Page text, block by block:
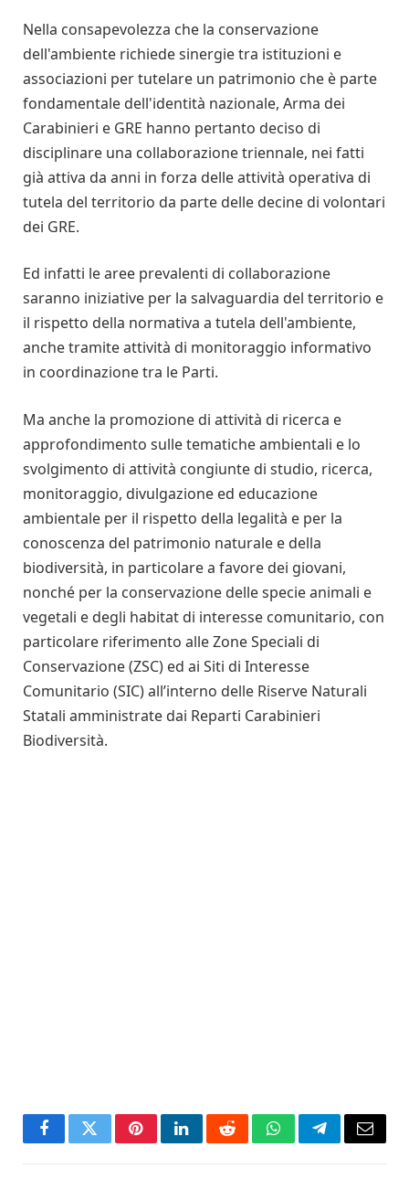
Nella consapevolezza che la conservazione
dell'ambiente richiede sinergie tra istituzioni e
associazioni per tutelare un patrimonio che è parte
fondamentale dell'identità nazionale, Arma dei
Carabinieri e GRE hanno pertanto deciso di
disciplinare una collaborazione triennale, nei fatti
già attiva da anni in forza delle attività operativa di
tutela del territorio da parte delle decine di volontari
dei GRE.
Ed infatti le aree prevalenti di collaborazione
saranno iniziative per la salvaguardia del territorio e
il rispetto della normativa a tutela dell'ambiente,
anche tramite attività di monitoraggio informativo
in coordinazione tra le Parti.
Ma anche la promozione di attività di ricerca e
approfondimento sulle tematiche ambientali e lo
svolgimento di attività congiunte di studio, ricerca,
monitoraggio, divulgazione ed educazione
ambientale per il rispetto della legalità e per la
conoscenza del patrimonio naturale e della
biodiversità, in particolare a favore dei giovani,
nonché per la conservazione delle specie animali e
vegetali e degli habitat di interesse comunitario, con
particolare riferimento alle Zone Speciali di
Conservazione (ZSC) ed ai Siti di Interesse
Comunitario (SIC) all’interno delle Riserve Naturali
Statali amministrate dai Reparti Carabinieri
Biodiversità.
FacebookTwitterPinterestLinkedInRedditWhatsAppTelegramEmail